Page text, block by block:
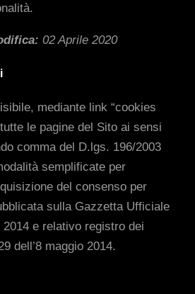
02 Aprile 2020
mediante link “cookies
le pagine del Sito ai sensi
comma del D.lgs. 196/2003
semplificate per
del consenso per
sulla Gazzetta Ufficiale
2014 e relativo registro dei
dell’8 maggio 2014.